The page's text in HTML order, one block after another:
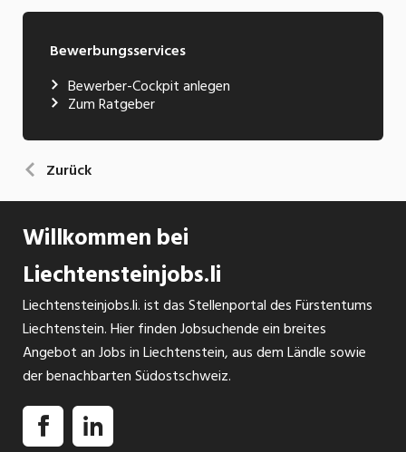
Bewerbungsservices
Bewerber-Cockpit anlegen
Zum Ratgeber
Zurück
Willkommen bei
Liechtensteinjobs.li
Liechtensteinjobs.li. ist das Stellenportal des Fürstentums
Liechtenstein. Hier finden Jobsuchende ein breites
Angebot an Jobs in Liechtenstein, aus dem Ländle sowie
der benachbarten Südostschweiz.